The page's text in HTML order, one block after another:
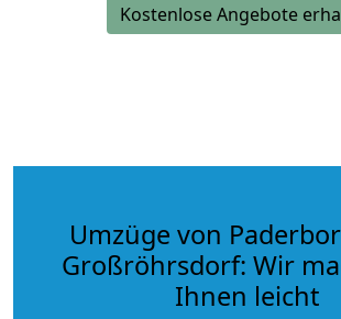
Kostenlose Angebote
Umzüge von
Großröhrsdorf: Wir
Ihnen leicht